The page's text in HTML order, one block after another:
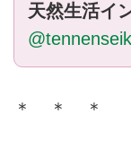
天然生活イ
＊ ＊ ＊